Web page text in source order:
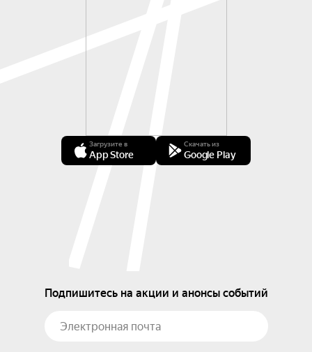
Загрузите в
App Store
Скачать из
Google Play
Подпишитесь на акции и анонсы событий